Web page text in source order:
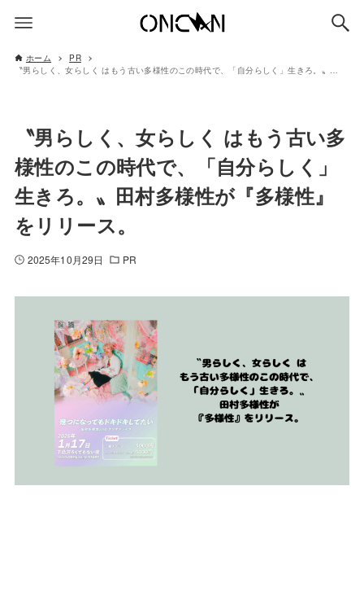
ホーム
PR
〝男らしく、女らしく はもう古い多様性のこの時代で、「自分らしく」生きろ。〟田村多様性が『多様性』をリリース。
〝男らしく、女らしく はもう古い多
様性のこの時代で、「自分らしく」
生きろ。〟田村多様性が『多様性』
をリリース。
2025年10月29日 PR